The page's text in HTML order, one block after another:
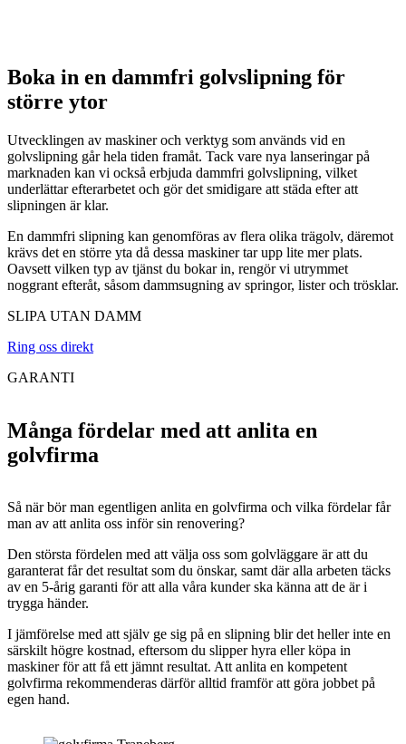
Boka in en dammfri golvslipning för
större ytor
Utvecklingen av maskiner och verktyg som används vid en
golvslipning går hela tiden framåt. Tack vare nya lanseringar på
marknaden kan vi också erbjuda dammfri golvslipning, vilket
underlättar efterarbetet och gör det smidigare att städa efter att
slipningen är klar.
En dammfri slipning kan genomföras av flera olika trägolv, däremot
krävs det en större yta då dessa maskiner tar upp lite mer plats.
Oavsett vilken typ av tjänst du bokar in, rengör vi utrymmet
noggrant efteråt, såsom dammsugning av springor, lister och trösklar.
SLIPA UTAN DAMM
Ring oss direkt
Många fördelar med att anlita en
golvfirma
Så när bör man egentligen anlita en golvfirma och vilka fördelar får
man av att anlita oss inför sin renovering?
Den största fördelen med att välja oss som golvläggare är att du
garanterat får det resultat som du önskar, samt där alla arbeten täcks
av en 5-årig garanti för att alla våra kunder ska känna att de är i
trygga händer.
I jämförelse med att själv ge sig på en slipning blir det heller inte en
särskilt högre kostnad, eftersom du slipper hyra eller köpa in
maskiner för att få ett jämnt resultat. Att anlita en kompetent
golvfirma rekommenderas därför alltid framför att göra jobbet på
egen hand.
GARANTI